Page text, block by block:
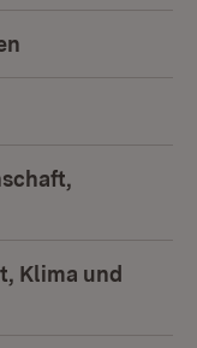
Klima und